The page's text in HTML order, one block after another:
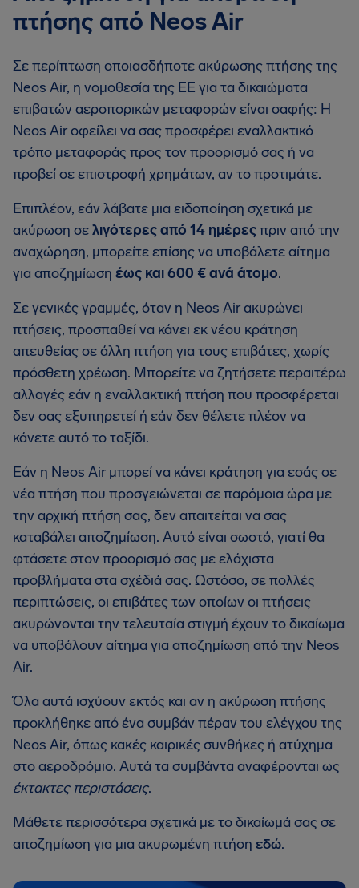
πτήσης από Neos Air
Σε περίπτωση οποιασδήποτε ακύρωσης πτήσης της
Neos Air, η νομοθεσία της ΕΕ για τα δικαιώματα
επιβατών αεροπορικών μεταφορών είναι σαφής: Η
Neos Air οφείλει να σας προσφέρει εναλλακτικό
τρόπο μεταφοράς προς τον προορισμό σας ή να
προβεί σε επιστροφή χρημάτων, αν το προτιμάτε.
Επιπλέον, εάν λάβατε μια ειδοποίηση σχετικά με
ακύρωση σελιγότερες από 14 ημέρεςπριν από την
αναχώρηση, μπορείτε επίσης να υποβάλετε αίτημα
για αποζημίωση έως και 600 € ανά άτομο.
Σε γενικές γραμμές, όταν η Neos Air ακυρώνει
πτήσεις, προσπαθεί να κάνει εκ νέου κράτηση
απευθείας σε άλλη πτήση για τους επιβάτες, χωρίς
πρόσθετη χρέωση. Μπορείτε να ζητήσετε περαιτέρω
αλλαγές εάν η εναλλακτική πτήση που προσφέρεται
δεν σας εξυπηρετεί ή εάν δεν θέλετε πλέον να
κάνετε αυτό το ταξίδι.
Εάν η Neos Air μπορεί να κάνει κράτηση για εσάς σε
νέα πτήση που προσγειώνεται σε παρόμοια ώρα με
την αρχική πτήση σας, δεν απαιτείται να σας
καταβάλει αποζημίωση. Αυτό είναι σωστό, γιατί θα
φτάσετε στον προορισμό σας με ελάχιστα
προβλήματα στα σχέδιά σας. Ωστόσο, σε πολλές
περιπτώσεις, οι επιβάτες των οποίων οι πτήσεις
ακυρώνονται την τελευταία στιγμή έχουν το δικαίωμα
να υποβάλουν αίτημα για αποζημίωση από την Neos
Air.
Όλα αυτά ισχύουν εκτός και αν η ακύρωση πτήσης
προκλήθηκε από ένα συμβάν πέραν του ελέγχου της
Neos Air, όπως κακές καιρικές συνθήκες ή ατύχημα
στο αεροδρόμιο. Αυτά τα συμβάντα αναφέρονται ως
έκτακτες περιστάσεις.
Μάθετε περισσότερα σχετικά με το δικαίωμά σας σε
αποζημίωση για μια ακυρωμένη πτήση εδώ.